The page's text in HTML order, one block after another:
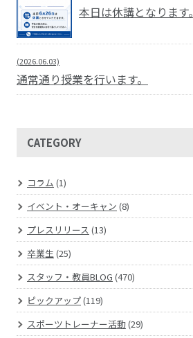
本日は休講となります。
(2026.06.03)
通常通り授業を行います。
CATEGORY
コラム (1)
イベント・オーキャン (8)
プレスリリース (13)
卒業生(25)
スタッフ・教員BLOG (470)
ピックアップ(119)
スポーツトレーナー活動(29)